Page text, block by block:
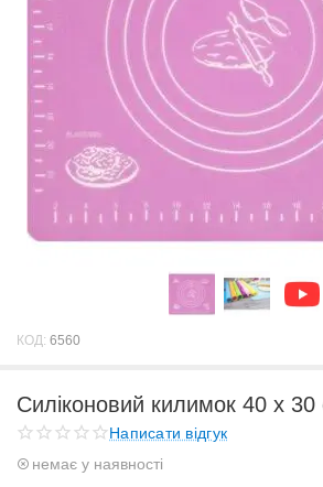
КОД: 6560
Силіконовий килимок 40 х 30
Написати відгук
немає у наявності